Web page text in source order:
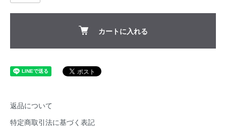
カートに入れる
返品について
特定商取引法に基づく表記